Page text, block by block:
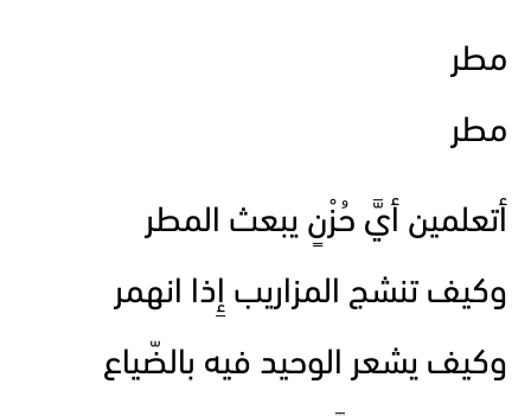
مطر
مطر
أتعلمين أيَّ حُزْنٍ يبعث المطر
وكيف تنشج المزاريب إِذا انهمر
وكيف يشعر الوحيد فيه بالضّياع